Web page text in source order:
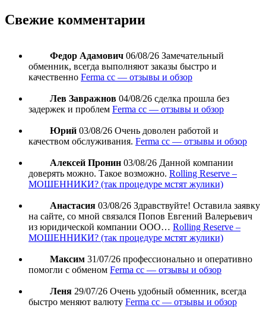
Свежие комментарии
Федор Адамович 06/08/26 Замечательный
обменник, всегда выполняют заказы быстро и
качественно Ferma cc — отзывы и обзор
Лев Завражнов 04/08/26 сделка прошла без
задержек и проблем Ferma cc — отзывы и обзор
Юрий 03/08/26 Очень доволен работой и
качеством обслуживания. Ferma cc — отзывы и обзор
Алексей Пронин 03/08/26 Данной компании
доверять можно. Такое возможно. Rolling Reserve –
МОШЕННИКИ? (так процедуре мстят жулики)
Анастасия 03/08/26 Здравствуйте! Оставила заявку
на сайте, со мной связался Попов Евгений Валерьевич
из юридической компании ООО… Rolling Reserve –
МОШЕННИКИ? (так процедуре мстят жулики)
Максим 31/07/26 профессионально и оперативно
помогли с обменом Ferma cc — отзывы и обзор
Леня 29/07/26 Очень удобный обменник, всегда
быстро меняют валюту Ferma cc — отзывы и обзор